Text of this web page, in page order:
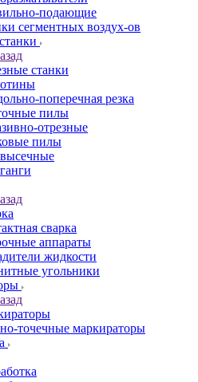
подающие
сегментных воздух-ов
станки
поперечная резка
пилы
отрезные
пилы
сварка
аппараты
жидкости
угольники
точечные маркираторы